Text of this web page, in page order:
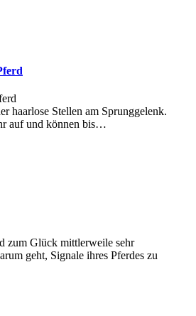
haarlose Stellen am Sprunggelenk.
auf und können bis…
zum Glück mittlerweile sehr
geht, Signale ihres Pferdes zu